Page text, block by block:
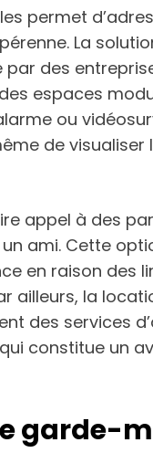
permet
La
des
espaces
ou
de
appel à des
ami. Cette
en raison des
ailleurs, la
des services
constitue un
garde-